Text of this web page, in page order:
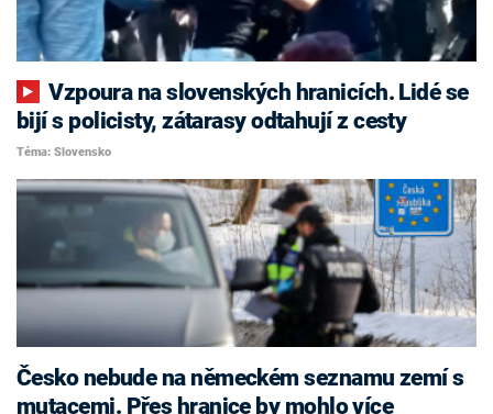
Vzpoura na slovenských hranicích. Lidé se
bijí s policisty, zátarasy odtahují z cesty
Téma: Slovensko
Česko nebude na německém seznamu zemí s
mutacemi. Přes hranice by mohlo více